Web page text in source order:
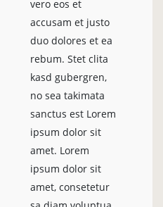
vero eos et
accusam et justo
duo dolores et ea
rebum. Stet clita
kasd gubergren,
no sea takimata
sanctus est Lorem
ipsum dolor sit
amet. Lorem
ipsum dolor sit
amet, consetetur